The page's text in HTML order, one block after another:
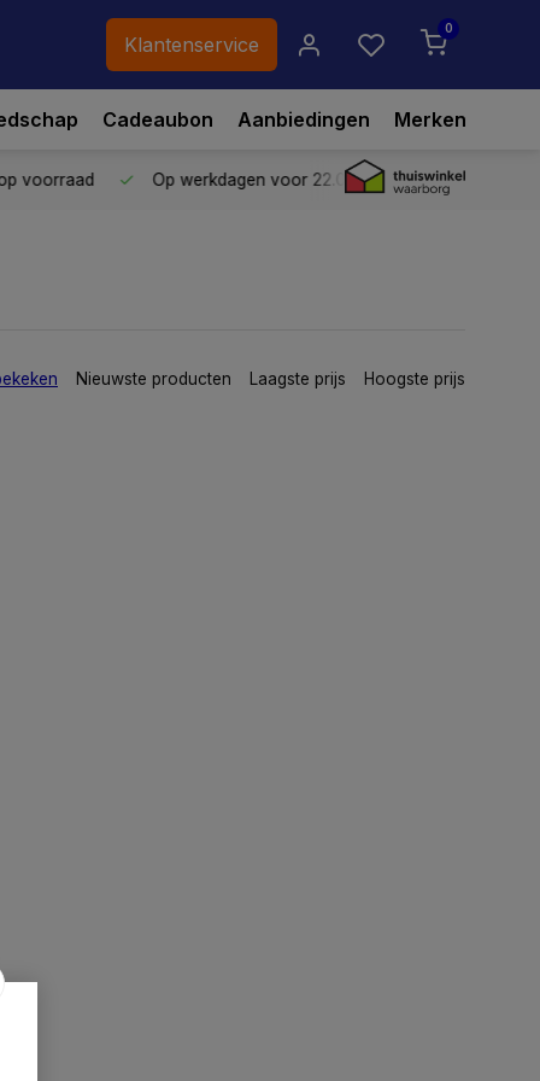
Klantenservice
0
Cadeaubon Aanbiedingen Merken
voorraad Op werkdagen voor 22.00 uur besteld,vandaag
Nieuwste producten Laagste prijs Hoogste prijs